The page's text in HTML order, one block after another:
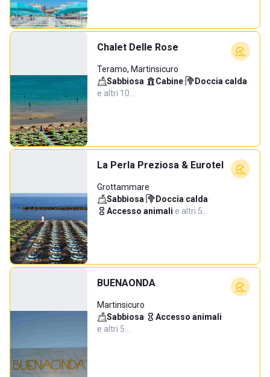
Chalet Delle Rose
Teramo, Martinsicuro
Sabbiosa· Cabine· Doccia calda·
e altri 10…
La Perla Preziosa & Eurotel
Grottammare
Sabbiosa· Doccia calda·
Accesso animali·e altri 5…
BUENAONDA
Martinsicuro
Sabbiosa· Accesso animali·
e altri 5…